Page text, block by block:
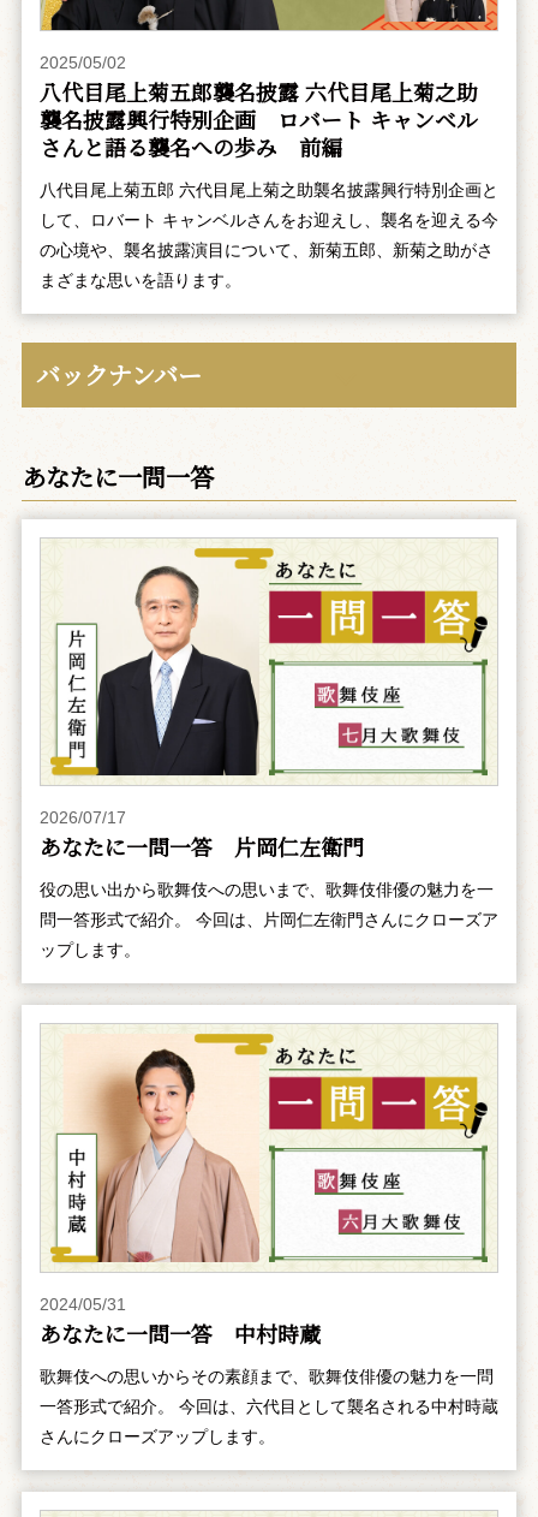
2025/05/02
八代目尾上菊五郎襲名披露 六代目尾上菊之助
襲名披露興行特別企画 ――ロバート キャンベル
さんと語る襲名への歩み 前編
八代目尾上菊五郎 六代目尾上菊之助襲名披露興行特別企画と
して、ロバート キャンベルさんをお迎えし、襲名を迎える今
の心境や、襲名披露演目について、新菊五郎、新菊之助がさ
まざまな思いを語ります。
バックナンバー
あなたに一問一答
2026/07/17
あなたに一問一答 片岡仁左衛門
役の思い出から歌舞伎への思いまで、歌舞伎俳優の魅力を一
問一答形式で紹介。 今回は、片岡仁左衛門さんにクローズア
ップします。
2024/05/31
あなたに一問一答 中村時蔵
歌舞伎への思いからその素顔まで、歌舞伎俳優の魅力を一問
一答形式で紹介。 今回は、六代目として襲名される中村時蔵
さんにクローズアップします。